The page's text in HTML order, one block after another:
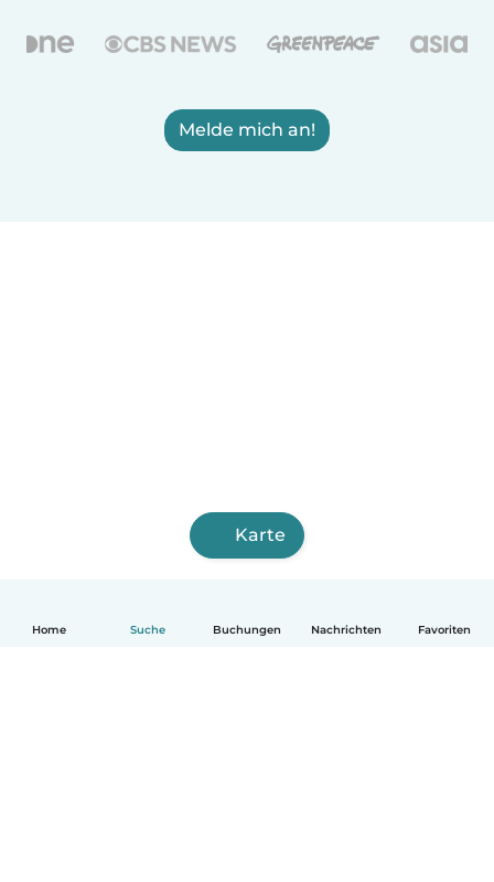
Home Suche Buchungen Nachrichten Favoriten
Melde mich an!
Karte